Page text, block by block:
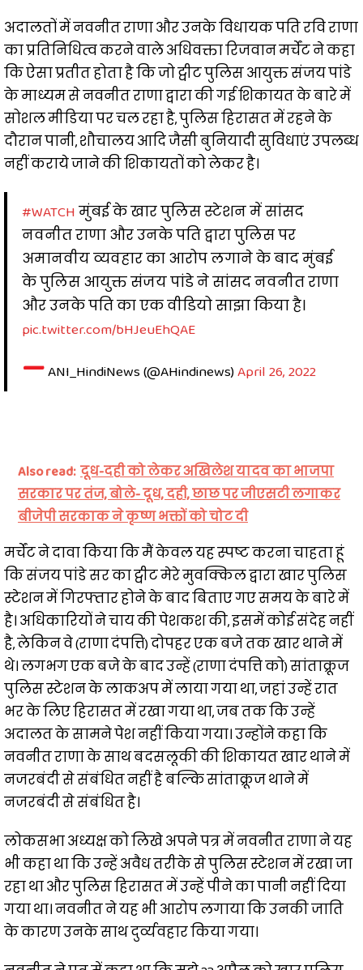
अदालतों में नवनीत राणा और उनके विधायक पति रवि राणा
का प्रतिनिधित्व करने वाले अधिवक्ता रिजवान मर्चेंट ने कहा
कि ऐसा प्रतीत होता है कि जो ट्वीट पुलिस आयुक्त संजय पांडे
के माध्यम से नवनीत राणा द्वारा की गई शिकायत के बारे में
सोशल मीडिया पर चल रहा है, पुलिस हिरासत में रहने के
दौरान पानी, शौचालय आदि जैसी बुनियादी सुविधाएं उपलब्ध
नहीं कराये जाने की शिकायतों को लेकर है।
#WATCHमुंबई के खार पुलिस स्टेशन में सांसद
नवनीत राणा और उनके पति द्वारा पुलिस पर
अमानवीय व्यवहार का आरोप लगाने के बाद मुंबई
के पुलिस आयुक्त संजय पांडे ने सांसद नवनीत राणा
और उनके पति का एक वीडियो साझा किया है।
pic.twitter.com/bHJeuEhQAE
—ANI_HindiNews (@AHindinews)April 26, 2022
Also read: दूध-दही को लेकर अखिलेश यादव का भाजपा
सरकार पर तंज, बोले- दूध, दही, छाछ पर जीएसटी लगाकर
बीजेपी सरकाक ने कृष्ण भक्तों को चोट दी
मर्चेंट ने दावा किया कि मैं केवल यह स्पष्ट करना चाहता हूं
कि संजय पांडे सर का ट्वीट मेरे मुवक्किल द्वारा खार पुलिस
स्टेशन में गिरफ्तार होने के बाद बिताए गए समय के बारे में
है। अधिकारियों ने चाय की पेशकश की, इसमें कोई संदेह नहीं
है, लेकिन वे (राणा दंपत्ति) दोपहर एक बजे तक खार थाने में
थे। लगभग एक बजे के बाद उन्हें (राणा दंपत्ति को) सांताक्रूज
पुलिस स्टेशन के लाकअप में लाया गया था, जहां उन्हें रात
भर के लिए हिरासत में रखा गया था, जब तक कि उन्हें
अदालत के सामने पेश नहीं किया गया। उन्होंने कहा कि
नवनीत राणा के साथ बदसलूकी की शिकायत खार थाने में
नजरबंदी से संबंधित नहीं है बल्कि सांताक्रूज थाने में
नजरबंदी से संबंधित है।
लोकसभा अध्यक्ष को लिखे अपने पत्र में नवनीत राणा ने यह
भी कहा था कि उन्हें अवैध तरीके से पुलिस स्टेशन में रखा जा
रहा था और पुलिस हिरासत में उन्हें पीने का पानी नहीं दिया
गया था। नवनीत ने यह भी आरोप लगाया कि उनकी जाति
के कारण उनके साथ दुर्व्यवहार किया गया।